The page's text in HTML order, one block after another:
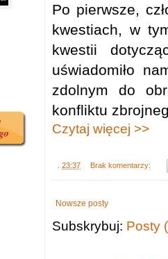
Po pierwsze,
kwestiach, w
kwestii
uświadomiło
zdolnym do
konfliktu
Czytaj więcej >>
23:37 Brak komentarzy:
Nowsze posty
Subskrybuj: Posty